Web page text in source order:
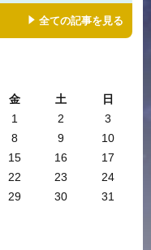
全ての記事を見る
金 土
日
1
2
3
8 9
10
15 16
17
22 23
24
29 30
31